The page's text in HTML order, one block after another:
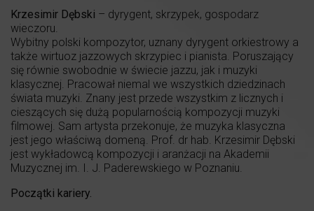
Krzesimir Dębski – dyrygent, skrzypek, gospodarz
wieczoru.
Wybitny polski kompozytor, uznany dyrygent orkiestrowy a
także wirtuoz jazzowych skrzypiec i pianista. Poruszający
się równie swobodnie w świecie jazzu, jak i muzyki
klasycznej. Pracował niemal we wszystkich dziedzinach
świata muzyki. Znany jest przede wszystkim z licznych i
cieszących się dużą popularnością kompozycji muzyki
filmowej. Sam artysta przekonuje, że muzyka klasyczna
jest jego właściwą domeną. Prof. dr hab. Krzesimir Dębski
jest wykładowcą kompozycji i aranżacji na Akademii
Muzycznej im. I. J. Paderewskiego w Poznaniu.
Początki kariery.